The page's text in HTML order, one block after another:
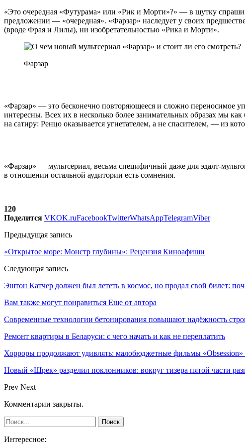
«Это очередная «Футурама» или «Рик и Морти»?» — в шутку
предложении — «очередная». «Фарзар» наследует у своих
(вроде Фрая и Лилы), ни изобретательностью «Рика и Морти».
Фарзар
«Фарзар» — это бесконечно повторяющееся и сложно
интересны. Всех их в несколько более занимательных образах мы
на сатиру: Ренцо оказывается угнетателем, а не спасителем, — из
«Фарзар» — мультсериал, весьма специфичный даже для эдалт-
в отношении остальной аудитории есть сомнения.
120
Поделится VKOK.ruFacebookTwitterWhatsAppTelegramViber
Предыдущая запись
«Открытое море: Монстр глубины»: Рецензия Киноафиши
Следующая запись
Эштон Катчер должен был лететь в космос, но продал свой билет:
Вам также могут понравиться Еще от автора
Современные технологии бетонирования повышают надёжность
Ремонт квартиры в Беларуси: с чего начать и как не переплатить
Хорроры продолжают удивлять: малобюджетные фильмы
Новый «Шрек» разделил поклонников: вокруг тизера пятой части
Prev Next
Комментарии закрыты.
Интересное: